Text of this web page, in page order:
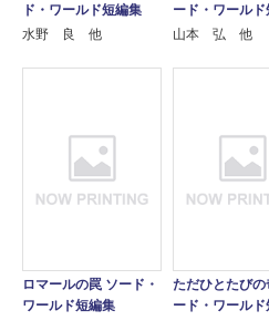
ド・ワールド短編集
水野 良 他
ード・ワールド
山本 弘 他
ロマールの罠 ソード・
ワールド短編集
ただひとたびの
ード・ワールド